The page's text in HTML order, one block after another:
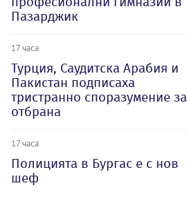
Пазарджик
17 часа
Турция, Саудитска Арабия и
Пакистан подписаха
тристранно споразумение за
отбрана
17 часа
Полицията в Бургас е с нов
шеф